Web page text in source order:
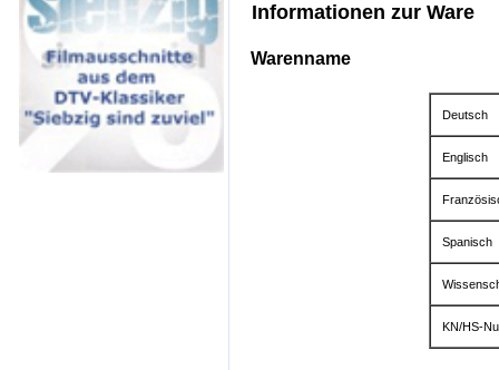
Informationen zur Ware
Warenname
Deutsch
Englisch
Spanisch
KN/HS-